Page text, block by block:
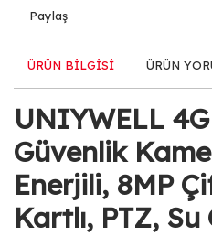
Paylaş
ÜRÜN BİLGİSİ ÜRÜN
UNIYWELL
Güvenlik
Enerjili, 8MP
Kartlı, PTZ,